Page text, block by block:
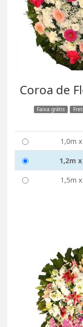
Coroa de
Faixa grátis
1,0m
1,2m
1,5m